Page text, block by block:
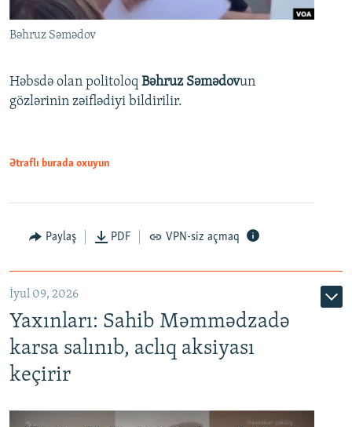
Bəhruz Səmədov
Həbsdə olan politoloq Bəhruz Səmədovun
gözlərinin zəiflədiyi bildirilir.
Ətraflı burada oxuyun
Paylaş PDF VPN-siz açmaq
İyul 09, 2026
Yaxınları: Sahib Məmmədzadə
karsa salınıb, aclıq aksiyası
keçirir